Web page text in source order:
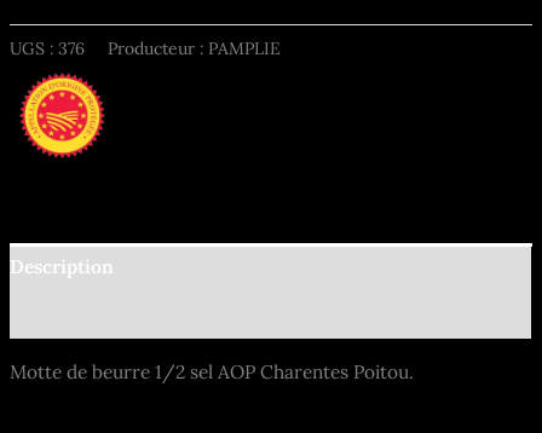
UGS :376 Producteur : PAMPLIE
Description
Motte de beurre 1/2 sel AOP Charentes Poitou.